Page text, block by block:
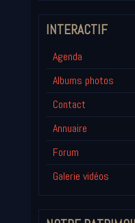
INTERACTIF
Agenda
Albums photos
Contact
Annuaire
Forum
Galerie vidéos